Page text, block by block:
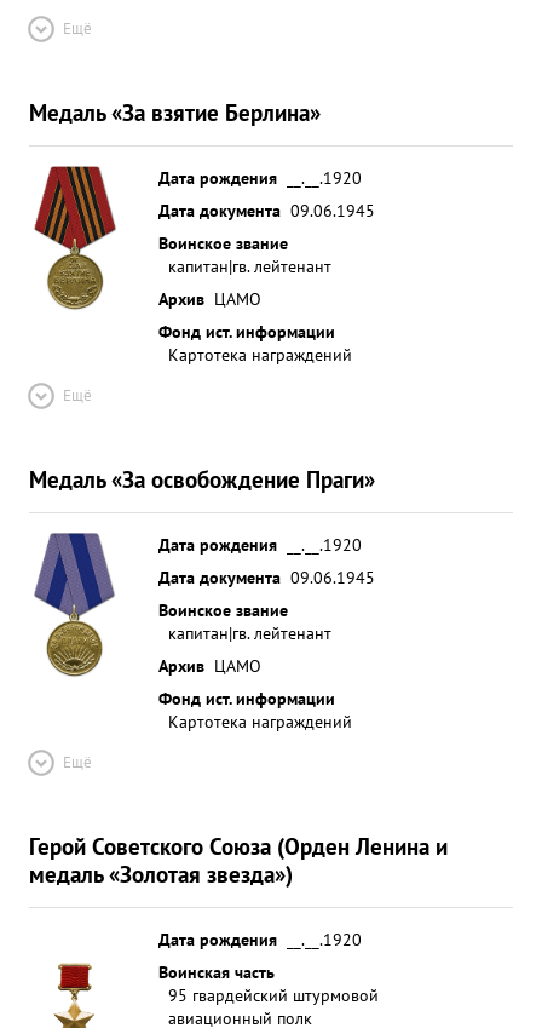
Ещё
Медаль «За взятие Берлина»
Дата рождения
__.__.1920
Дата документа 09.06.1945
Воинское звание
капитан|гв. лейтенант
Архив ЦАМО
Фонд ист. информации
Картотека награждений
Ещё
Медаль «За освобождение Праги»
Дата рождения
__.__.1920
Дата документа 09.06.1945
Воинское звание
капитан|гв. лейтенант
Архив ЦАМО
Фонд ист. информации
Картотека награждений
Ещё
Герой Советского Союза (Орден Ленина и
медаль «Золотая звезда»)
Дата рождения
__.__.1920
Воинская часть
95 гвардейский штурмовой
авиационный полк